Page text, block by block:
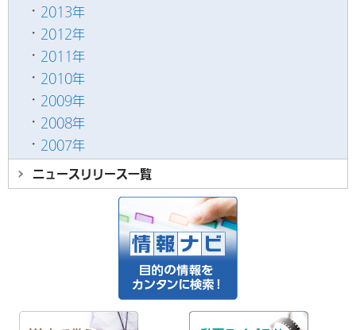
2013年
2012年
2011年
2010年
2009年
2008年
2007年
ニュースリリース一覧